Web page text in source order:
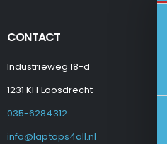
CONTACT
Industrieweg 18-d
1231 KH Loosdrecht
035-6284312
info@laptops4all.nl